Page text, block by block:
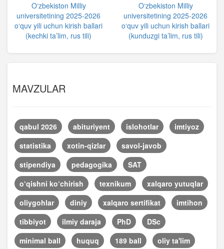
O‘zbekiston Milliy
universitetining 2025-2026
o‘quv yili uchun kirish ballari
(kechki ta’lim, rus tili)
O‘zbekiston Milliy
universitetining 2025-2026
o‘quv yili uchun kirish ballari
(kunduzgi ta’lim, rus tili)
MAVZULAR
qabul 2026 abituriyent islohotlar
imtiyoz
statistika
xotin-qizlar
savol-javob
stipendiya
pedagogika
SAT
o‘qishni ko‘chirish
texnikum
xalqaro yutuqlar
oliygohlar
diniy xalqaro sertifikat
imtihon
tibbiyot
ilmiy daraja PhD
DSc
minimal ball
huquq 189 ball
oliy ta'lim